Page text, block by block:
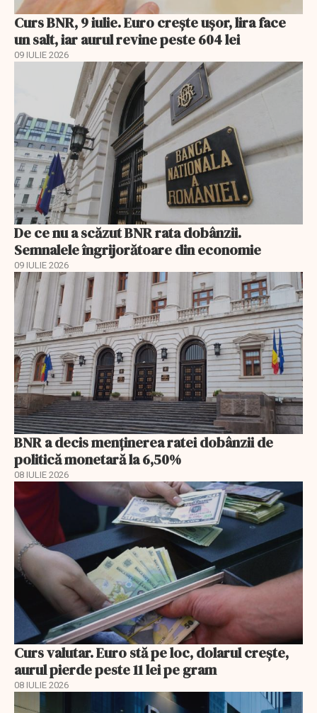
Curs BNR, 9 iulie. Euro crește ușor, lira face
un salt, iar aurul revine peste 604 lei
09 IULIE 2026
De ce nu a scăzut BNR rata dobânzii.
Semnalele îngrijorătoare din economie
09 IULIE 2026
BNR a decis menţinerea ratei dobânzii de
politică monetară la 6,50%
08 IULIE 2026
Curs valutar. Euro stă pe loc, dolarul crește,
aurul pierde peste 11 lei pe gram
08 IULIE 2026